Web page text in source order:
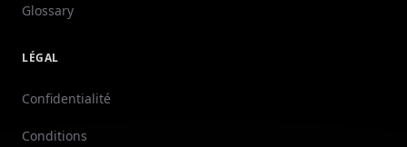
Glossary
LÉGAL
Confidentialité
Conditions